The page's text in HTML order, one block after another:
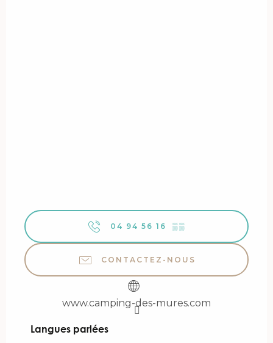
04 94 56 16 ▒▒
CONTACTEZ-NOUS
www.camping-des-mures.com
Langues parlées
Langues parlées